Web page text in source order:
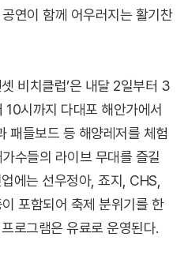
연이 함께 어우러지는 활기찬
비치클럽’은 내달 2일부터 3
시까지 다대포 해안가에서
패들보드 등 해양레저를 체험
수들의 라이브 무대를 즐길
에는 선우정아, 죠지, CHS,
포함되어 축제 분위기를 한
로그램은 유료로 운영된다.